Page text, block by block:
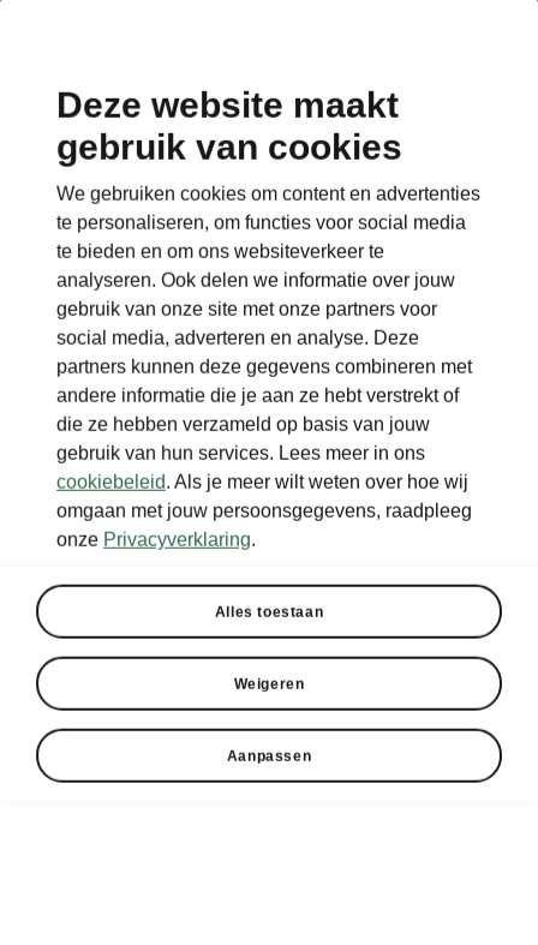
Deze website maakt
gebruik van cookies
We gebruiken cookies om content en advertenties
te personaliseren, om functies voor social media
te bieden en om ons websiteverkeer te
analyseren. Ook delen we informatie over jouw
gebruik van onze site met onze partners voor
social media, adverteren en analyse. Deze
partners kunnen deze gegevens combineren met
andere informatie die je aan ze hebt verstrekt of
die ze hebben verzameld op basis van jouw
gebruik van hun services. Lees meer in ons
cookiebeleid. Als je meer wilt weten over hoe wij
omgaan met jouw persoonsgegevens, raadpleeg
onze Privacyverklaring.
Alles toestaan
Weigeren
Aanpassen